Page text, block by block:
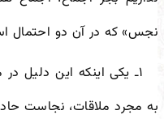
نجس» که در آن دو احتمال
۱ـ یکی اینکه این
به مجرد ملاقات، نجاست